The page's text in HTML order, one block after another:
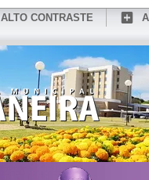
ALTO CONTRASTE
CONHEÇA MEDIANEIRA